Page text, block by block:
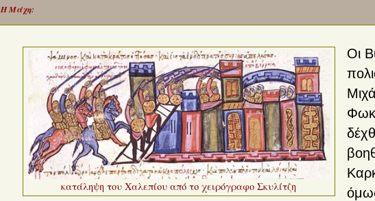
Η Μάχη:
κατάληψη του Χαλεπίου από το χειρόγραφο Σκυλίτζη
Οι